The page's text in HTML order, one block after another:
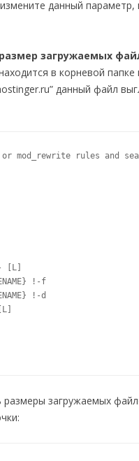
данный параметр,
загружаемых
в корневой
данный файл
mod_rewrite rules and
[L]
!-f
!-d
размеры загружаемых